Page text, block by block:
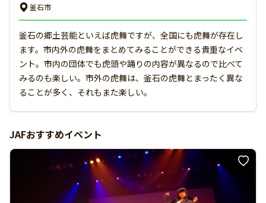
釜石市
釜石の郷土芸能といえば虎舞ですが、全国にも虎舞が存在し
ます。市内外の虎舞をまとめてみることができる貴重なイベ
ント。市内の団体でも虎頭や踊りの内容が異なるので比べて
みるのも楽しい。市外の虎舞は、釜石の虎舞とまったく異な
ることが多く、それもまた楽しい。
JAFおすすめイベント